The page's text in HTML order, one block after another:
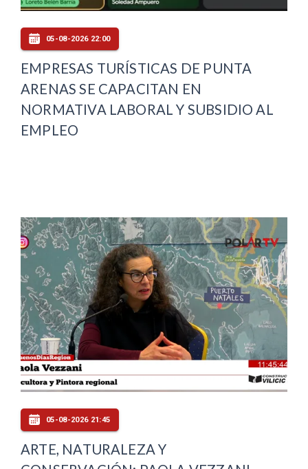
05-08-2026 22:00
EMPRESAS TURÍSTICAS DE PUNTA
ARENAS SE CAPACITAN EN
NORMATIVA LABORAL Y SUBSIDIO AL
EMPLEO
05-08-2026 21:45
ARTE, NATURALEZA Y